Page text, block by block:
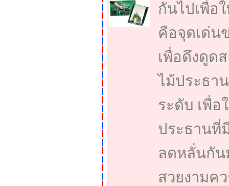
กันไปเพื่อ
คือจุดเด่น
เพื่อดึงดูด
ไม้ประธา
ระดับ เพื่อ
ประธานที่
ลดหลั่นกัน
สวยงามค